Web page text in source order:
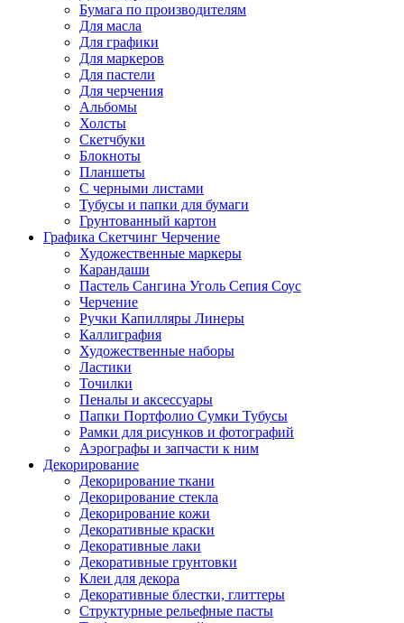
Бумага по производителям
Для масла
Для графики
Для маркеров
Для пастели
Для черчения
Альбомы
Холсты
Скетчбуки
Блокноты
Планшеты
С черными листами
Тубусы и папки для бумаги
Грунтованный картон
Графика Скетчинг Черчение
Художественные маркеры
Карандаши
Пастель Сангина Уголь Сепия Соус
Черчение
Ручки Капилляры Линеры
Каллиграфия
Художественные наборы
Ластики
Точилки
Пеналы и аксессуары
Папки Портфолио Сумки Тубусы
Рамки для рисунков и фотографий
Аэрографы и запчасти к ним
Декорирование
Декорирование ткани
Декорирование стекла
Декорирование кожи
Декоративные краски
Декоративные лаки
Декоративные грунтовки
Клеи для декора
Декоративные блестки, глиттеры
Структурные рельефные пасты